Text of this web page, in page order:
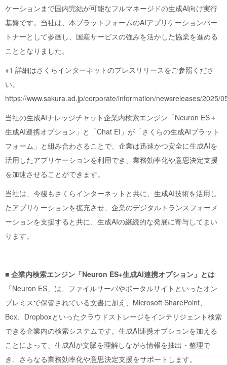
ケーションまで国内完結が可能なフルマネージドの生成AI向け実行
基盤です。当社は、本プラットフォームのAIアプリケーションパー
トナーとして参画し、国産サービスの強みを活かした協業を進める
こととなりました。
※1 詳細はさくらインターネットのプレスリリースをご参照くださ
い。
https://www.sakura.ad.jp/corporate/information/newsreleases/2025/
当社の生成AIナレッジチャット企業内検索エンジン「Neuron ES＋
生成AI連携オプション」と「Chat EI」が「さくらの生成AIプラット
フォーム」と組み合わさることで、企業は迅速かつ安全に生成AIを
活用したアプリケーションを利用でき、業務効率化や意思決定支援
を加速させることができます。
当社は、今後もさくらインターネットと共に、生成AI技術を活用し
たアプリケーションを拡充させ、企業のデジタルトランスフォーメ
ーションを支援すると共に、生成AIの継続的な発展に寄与してまい
ります。
■ 企業内検索エンジン「Neuron ES+生成AI連携オプション」とは
「Neuron ES」は、ファイルサーバやポータルサイトといったオン
プレミスで保管されている文書に加え、Microsoft SharePoint、
Box、Dropboxといったクラウドストレージをインテリジェント検索
できる企業内の検索システムです。生成AI連携オプションを加える
ことによって、生成AIが文脈を理解しながら情報を抽出・整理で
き、さらなる業務効率化や意思決定支援をサポートします。